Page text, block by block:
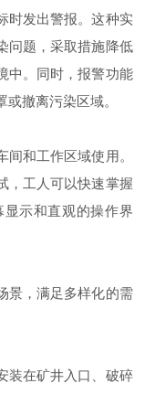
发出警报。这种实
问题，采取措施降低
中。同时，报警功能
撤离污染区域。
和工作区域使用。
，工人可以快速掌握
示和直观的操作界
，满足多样化的需
在矿井入口、破碎